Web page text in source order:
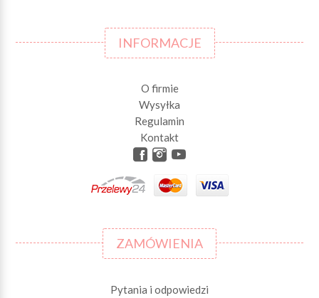
INFORMACJE
O firmie
Wysyłka
Regulamin
Kontakt
ZAMÓWIENIA
Pytania i odpowiedzi